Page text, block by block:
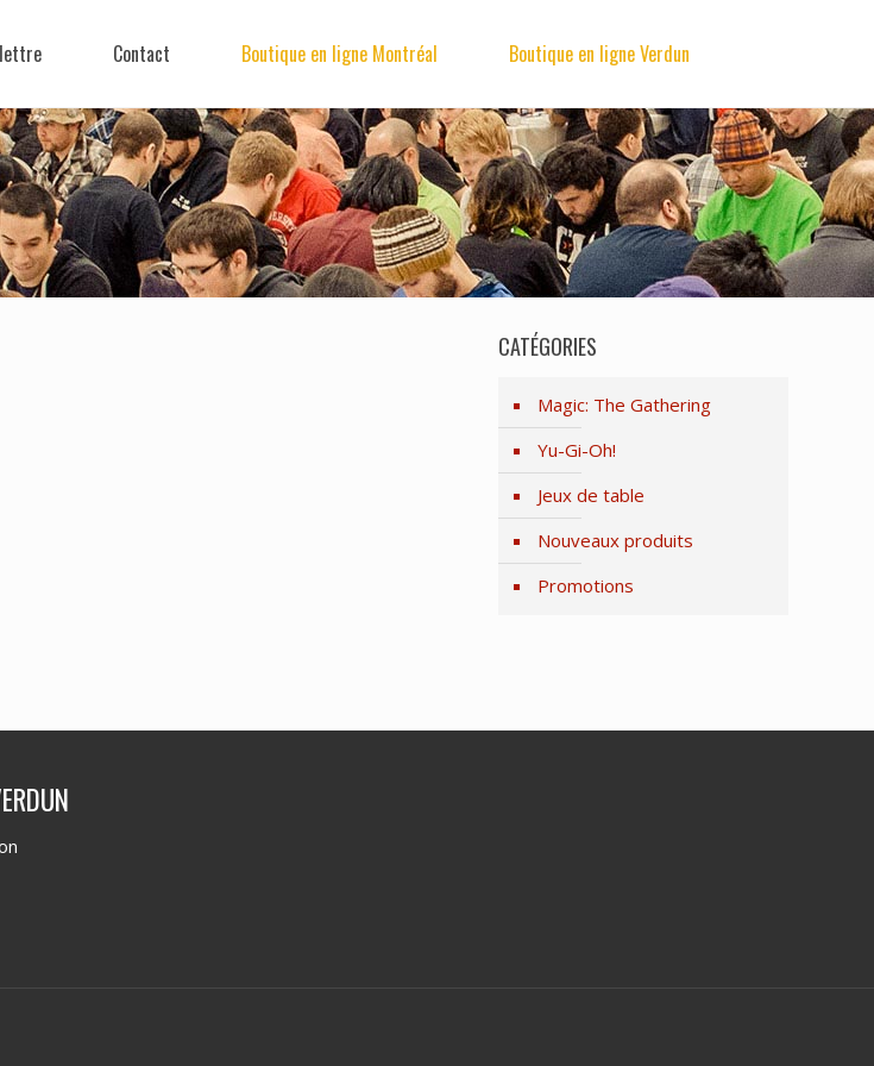
Contact Boutique en ligne Montréal Boutique en ligne Verdun
CATÉGORIES
Magic: The Gathering
Yu-Gi-Oh!
Jeux de table
Nouveaux produits
Promotions